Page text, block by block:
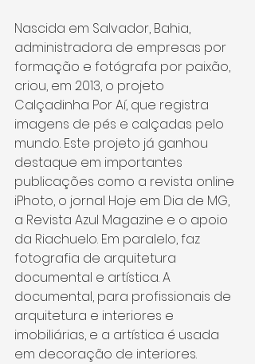
Nascida em Salvador, Bahia,
administradora de empresas por
formação e fotógrafa por paixão,
criou, em 2013, o projeto
Calçadinha Por Aí, que registra
imagens de pés e calçadas pelo
mundo. Este projeto já ganhou
destaque em importantes
publicações como a revista online
iPhoto, o jornal Hoje em Dia de MG,
a Revista Azul Magazine e o apoio
da Riachuelo. Em paralelo, faz
fotografia de arquitetura
documental e artística. A
documental, para profissionais de
arquitetura e interiores e
imobiliárias, e a artística é usada
em decoração de interiores.